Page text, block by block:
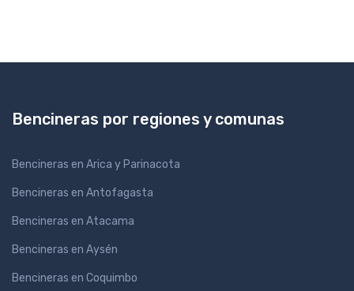
Bencineras por regiones y comunas
Bencineras en Arica y Parinacota
Bencineras en Antofagasta
Bencineras en Atacama
Bencineras en Aysén
Bencineras en Coquimbo